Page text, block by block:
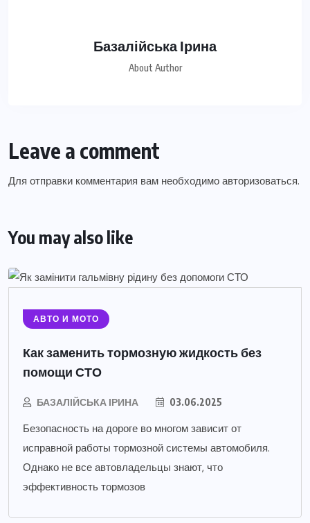
Базалійська Ірина
About Author
Leave a comment
Для отправки комментария вам необходимо авторизоваться.
You may also like
АВТО И МОТО
Как заменить тормозную жидкость без
помощи СТО
БАЗАЛІЙСЬКА ІРИНА 03.06.2025
Безопасность на дороге во многом зависит от
исправной работы тормозной системы автомобиля.
Однако не все автовладельцы знают, что
эффективность тормозов